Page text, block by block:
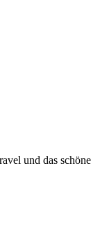
und das schöne